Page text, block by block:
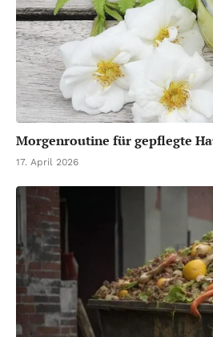
Morgenroutine für gepflegte
17. April 2026